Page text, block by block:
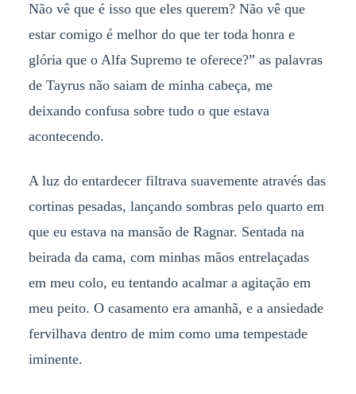
Não vê que é isso que eles querem? Não vê que
estar comigo é melhor do que ter toda honra e
glória que o Alfa Supremo te oferece?” as palavras
de Tayrus não saiam de minha cabeça, me
deixando confusa sobre tudo o que estava
acontecendo.
A luz do entardecer filtrava suavemente através das
cortinas pesadas, lançando sombras pelo quarto em
que eu estava na mansão de Ragnar. Sentada na
beirada da cama, com minhas mãos entrelaçadas
em meu colo, eu tentando acalmar a agitação em
meu peito. O casamento era amanhã, e a ansiedade
fervilhava dentro de mim como uma tempestade
iminente.